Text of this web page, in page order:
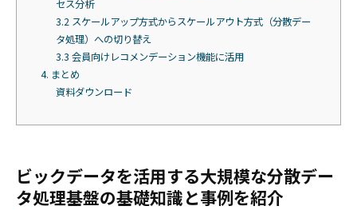
セス分析
3.2 スケールアップ方式からスケールアウト方式（分散デー
タ処理）への切り替え
3.3 会員向けレコメンデーション機能に活用
4. まとめ
資料ダウンロード
ビックデータを活用する大規模な分散デー
タ処理基盤の基礎知識と事例を紹介